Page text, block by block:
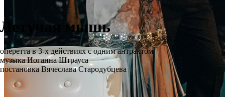
Летучая мышь
оперетта в 3-х действиях с одним антрактом
музыка Иоганна Штрауса
постановка Вячеслава Стародубцева